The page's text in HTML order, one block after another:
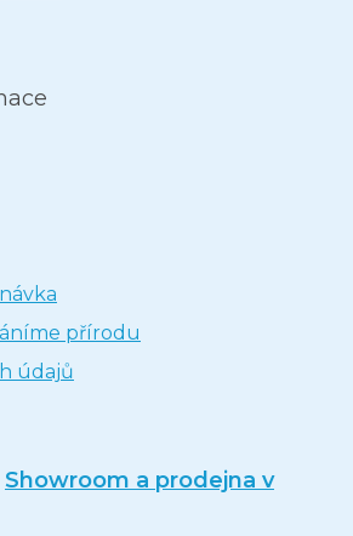
přírodu
údajů
Showroom a prodejna v